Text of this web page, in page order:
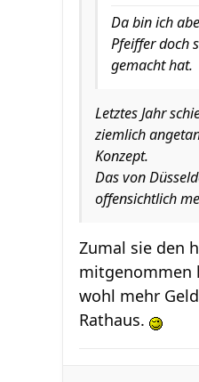
Da bin ich
Pfeiffer doch
gemacht hat.
Letztes Jahr
ziemlich
Konzept.
Das von
offensichtlich
Zumal sie den
mitgenommen
wohl mehr
Rathaus.